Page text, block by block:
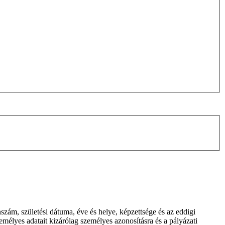
születési dátuma, éve és helye, képzettsége és az eddigi
adatait kizárólag személyes azonosításra és a pályázati